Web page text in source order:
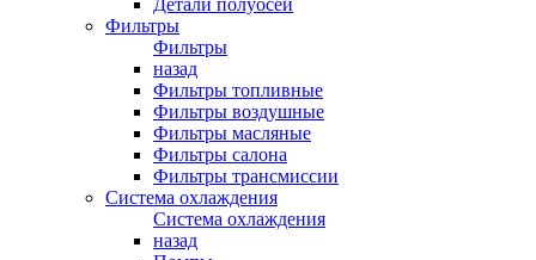
Детали полуосей
Фильтры
Фильтры
назад
Фильтры топливные
Фильтры воздушные
Фильтры масляные
Фильтры салона
Фильтры трансмиссии
Система охлаждения
Система охлаждения
назад